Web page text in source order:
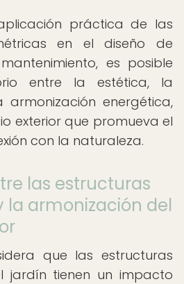
práctica de las
en el diseño de
es posible
entre la estética, la
energética,
exterior que promueva el
con la naturaleza.
las estructuras
la armonización del
que las estructuras
jardín tienen un impacto